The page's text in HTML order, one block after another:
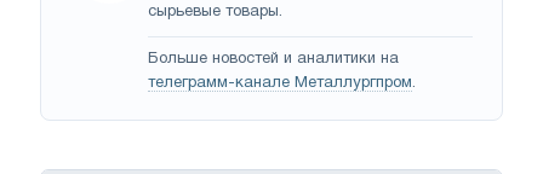
сырьевые товары.
Больше новостей и аналитики на
телеграмм-канале Металлургпром.